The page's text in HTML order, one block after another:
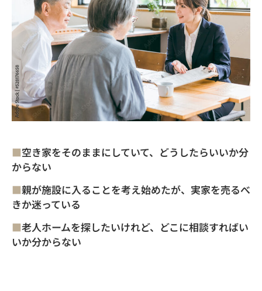
■空き家をそのままにしていて、どうしたらいいか分
からない
■親が施設に入ることを考え始めたが、実家を売るべ
きか迷っている
■老人ホームを探したいけれど、どこに相談すればい
いか分からない